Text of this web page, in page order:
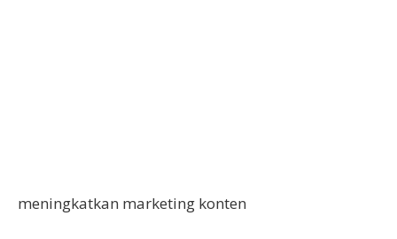
meningkatkan marketing konten